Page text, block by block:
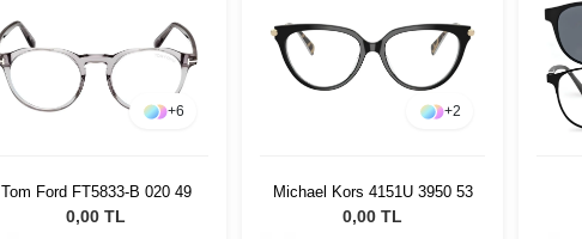
+6
Tom Ford FT5833-B 020 49
0,00 TL
+2
Michael Kors 4151U 3950 53
0,00 TL